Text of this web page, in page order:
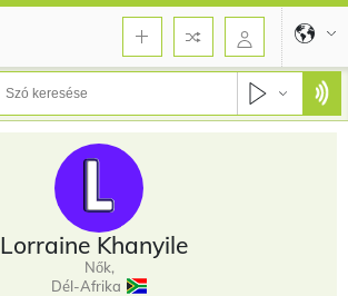
Lorraine Khanyile
Nők,
Dél-Afrika